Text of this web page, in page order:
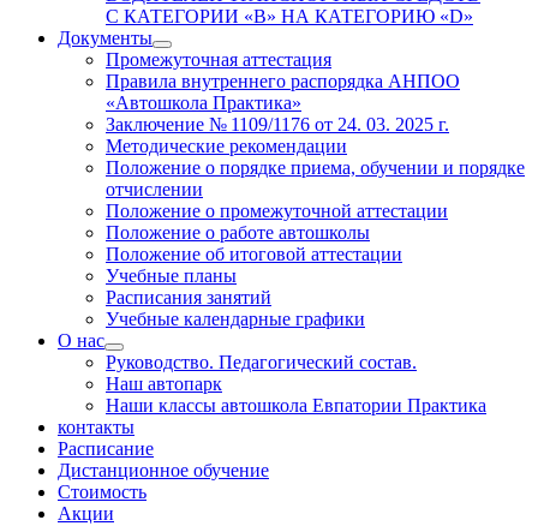
С КАТЕГОРИИ «B» НА КАТЕГОРИЮ «D»
Документы
Промежуточная аттестация
Правила внутреннего распорядка АНПОО
«Автошкола Практика»
Заключение № 1109/1176 от 24. 03. 2025 г.
Методические рекомендации
Положение о порядке приема, обучении и порядке
отчислении
Положение о промежуточной аттестации
Положение о работе автошколы
Положение об итоговой аттестации
Учебные планы
Расписания занятий
Учебные календарные графики
О нас
Руководство. Педагогический состав.
Наш автопарк
Наши классы автошкола Евпатории Практика
контакты
Расписание
Дистанционное обучение
Стоимость
Акции